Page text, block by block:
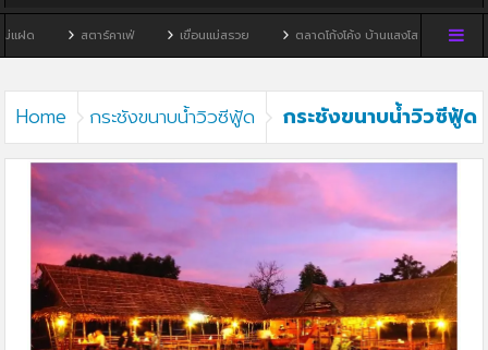
ฝด สตาร์คาเฟ่ เขื่อนแม่สรวย ตลาดโก้งโค้ง บ้านแสงโสม ทิวผา
Home กระชังขนาบน้ำวิวซีฟู้ด กระชังขนาบน้ำวิวซีฟู้ด